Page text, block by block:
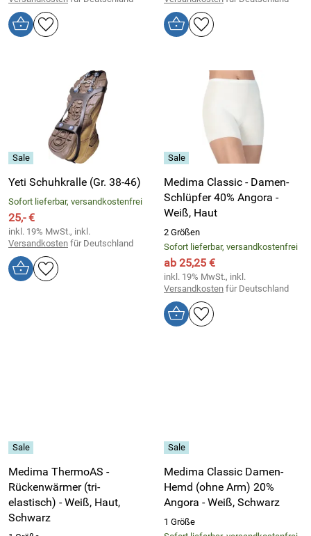
Yeti Schuhkralle (Gr. 38-46)
Sofort lieferbar, versandkostenfrei
25,- €
inkl. 19% MwSt., inkl.
Versandkosten für Deutschland
Medima Classic - Damen-
Schlüpfer 40% Angora -
Weiß, Haut
2 Größen
Sofort lieferbar, versandkostenfrei
ab 25,25 €
inkl. 19% MwSt., inkl.
Versandkosten für Deutschland
Medima ThermoAS -
Rückenwärmer (tri-
elastisch) - Weiß, Haut,
Schwarz
Medima Classic Damen-
Hemd (ohne Arm) 20%
Angora - Weiß, Schwarz
1 Größe